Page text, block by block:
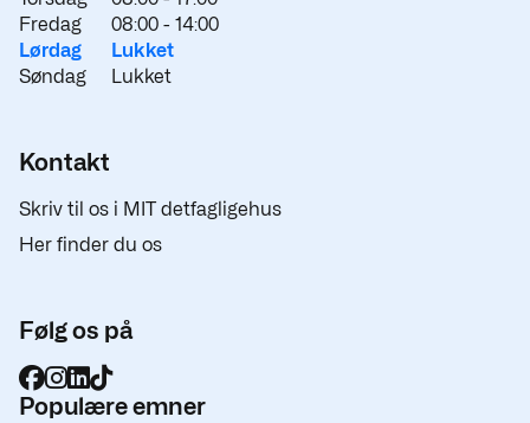
Fredag
08:00 - 14:00
Lørdag
Lukket
Søndag
Lukket
Kontakt
Skriv til os i MIT detfagligehus
Her finder du os
Følg os på
Populære emner